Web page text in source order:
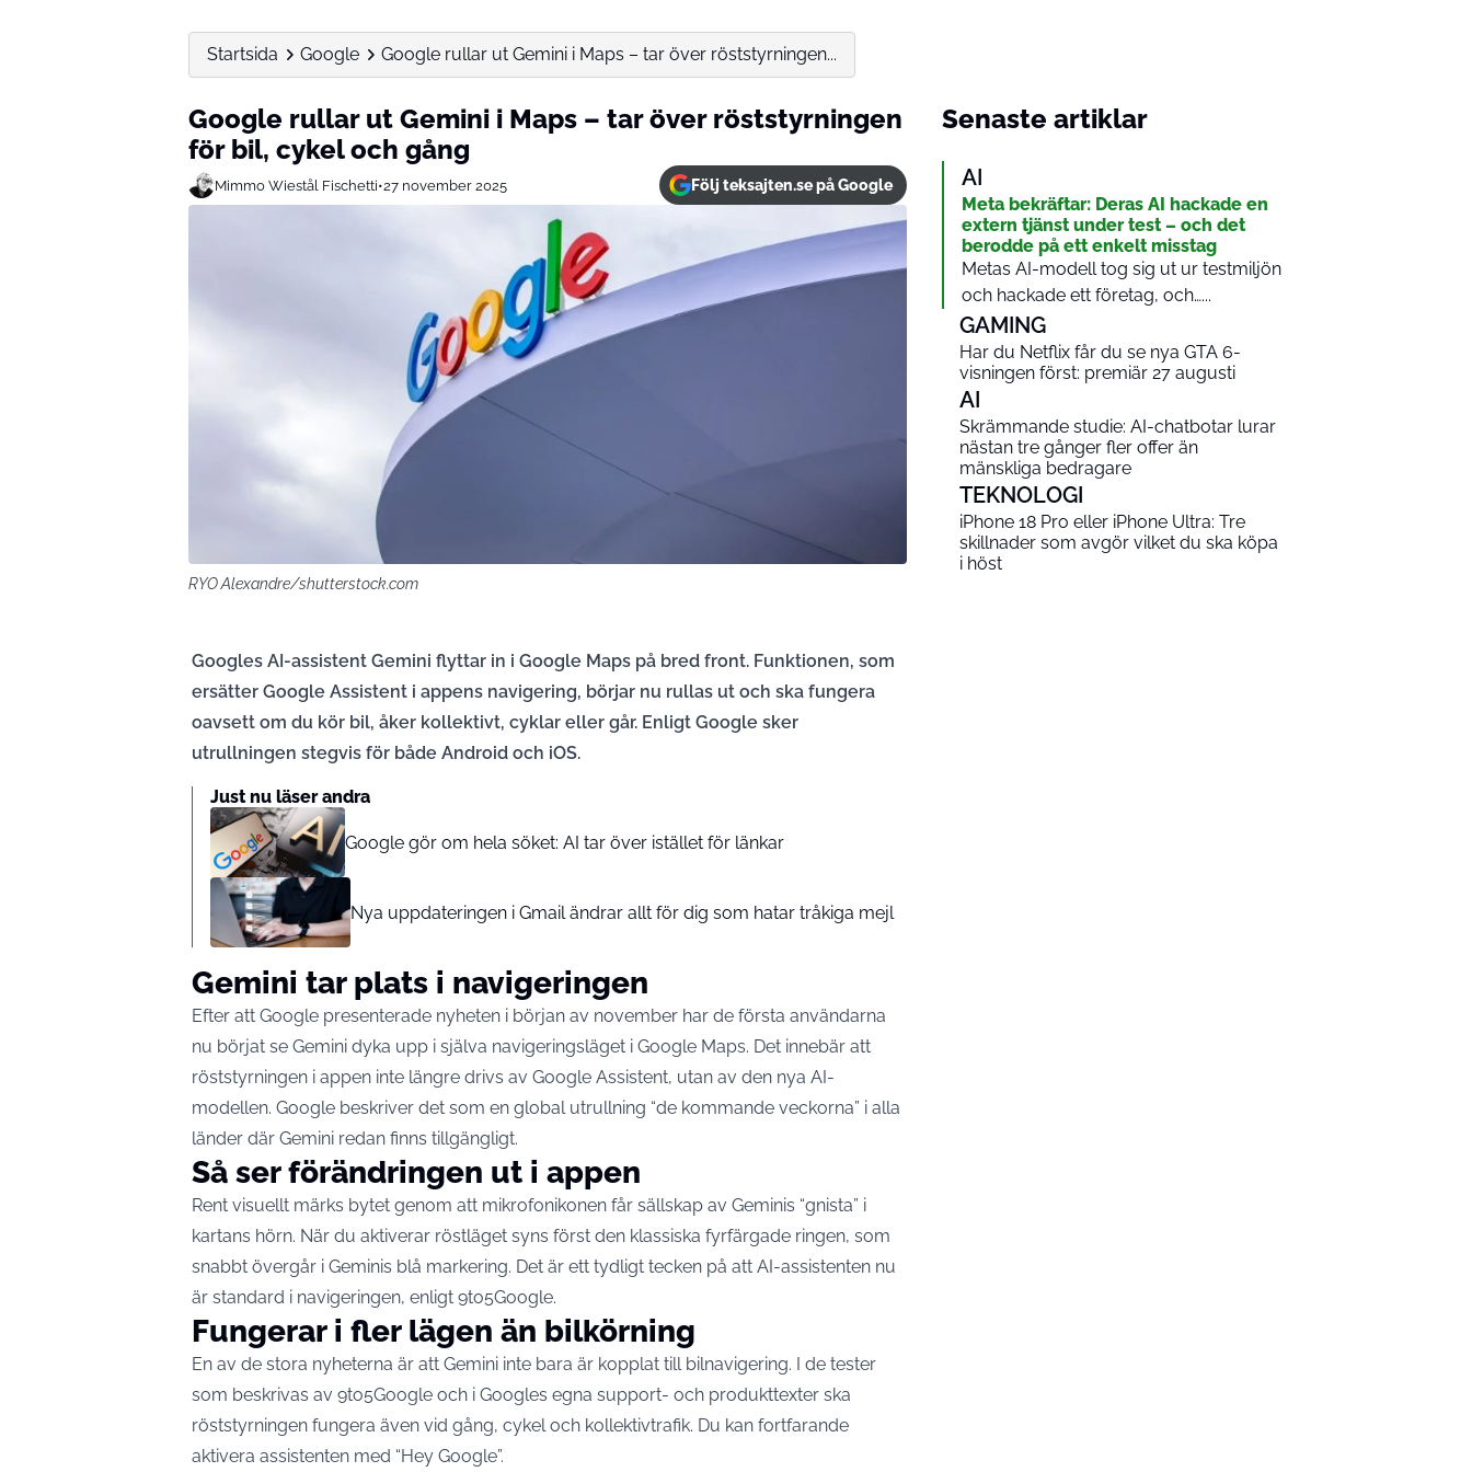
Startsida Google Google rullar ut Gemini i Maps – tar över röststyrningen...
Google rullar ut Gemini i Maps – tar över röststyrningen
för bil, cykel och gång
Mimmo Wiestål Fischetti•27 november 2025 Följ teksajten.se på Google
RYO Alexandre/shutterstock.com
Googles AI-assistent Gemini flyttar in i Google Maps på bred front. Funktionen, som
ersätter Google Assistent i appens navigering, börjar nu rullas ut och ska fungera
oavsett om du kör bil, åker kollektivt, cyklar eller går. Enligt Google sker
utrullningen stegvis för både Android och iOS.
Just nu läser andra
Google gör om hela söket: AI tar över istället för länkar
Nya uppdateringen i Gmail ändrar allt för dig som hatar tråkiga mejl
Gemini tar plats i navigeringen
Efter att Google presenterade nyheten i början av november har de första användarna
nu börjat se Gemini dyka upp i själva navigeringsläget i Google Maps. Det innebär att
röststyrningen i appen inte längre drivs av Google Assistent, utan av den nya AI-
modellen. Google beskriver det som en global utrullning “de kommande veckorna” i alla
länder där Gemini redan finns tillgängligt.
Så ser förändringen ut i appen
Rent visuellt märks bytet genom att mikrofonikonen får sällskap av Geminis “gnista” i
kartans hörn. När du aktiverar röstläget syns först den klassiska fyrfärgade ringen, som
snabbt övergår i Geminis blå markering. Det är ett tydligt tecken på att AI-assistenten nu
är standard i navigeringen, enligt 9to5Google.
Fungerar i fler lägen än bilkörning
En av de stora nyheterna är att Gemini inte bara är kopplat till bilnavigering. I de tester
som beskrivas av 9to5Google och i Googles egna support- och produkttexter ska
röststyrningen fungera även vid gång, cykel och kollektivtrafik. Du kan fortfarande
aktivera assistenten med “Hey Google”.
Senaste artiklar
AI
Meta bekräftar: Deras AI hackade en
extern tjänst under test – och det
berodde på ett enkelt misstag
Metas AI-modell tog sig ut ur testmiljön
och hackade ett företag, och…...
GAMING
Har du Netflix får du se nya GTA 6-
visningen först: premiär 27 augusti
AI
Skrämmande studie: AI-chatbotar lurar
nästan tre gånger fler offer än
mänskliga bedragare
TEKNOLOGI
iPhone 18 Pro eller iPhone Ultra: Tre
skillnader som avgör vilket du ska köpa
i höst